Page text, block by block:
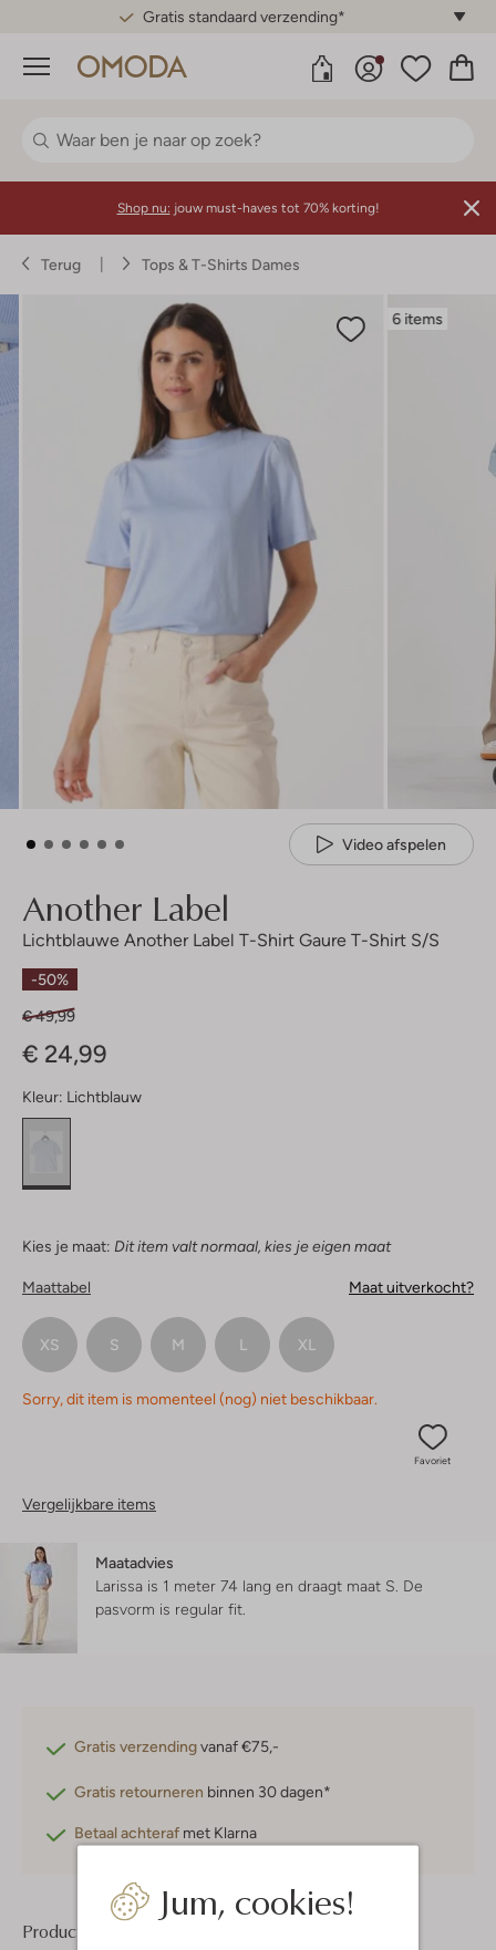
Gratis standaard verzending*
Menu
Jum, cookies!
Shop nu: jouw must-haves tot 70% korting!
Terug Tops & T-Shirts Dames
6 items
Video afspelen
Another Label
Lichtblauwe Another Label T-Shirt Gaure T-Shirt S/s
-50%
€ 49,99
€ 24,99
Kleur: Lichtblauw
Kies je maat: Dit item valt normaal, kies je eigen maat
Maattabel Maat uitverkocht?
XS S M L XL
Sorry, dit item is momenteel (nog) niet beschikbaar.
Favoriet
Vergelijkbare items
Maatadvies
Larissa is 1 meter 74 lang en draagt maat S. De
pasvorm is regular fit
Gratis verzendingvanaf €75,-
Gratis retourneren binnen 30 dagen*
Betaal achteraf met Klarna
Product informatie